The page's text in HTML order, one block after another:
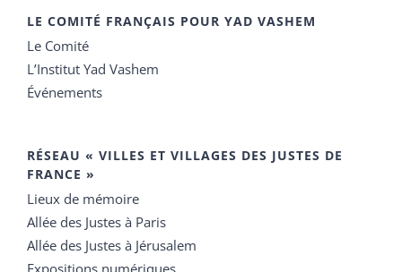
LE COMITÉ FRANÇAIS POUR YAD VASHEM
Le Comité
L’Institut Yad Vashem
Événements
RÉSEAU « VILLES ET VILLAGES DES JUSTES DE
FRANCE »
Lieux de mémoire
Allée des Justes à Paris
Allée des Justes à Jérusalem
Expositions numériques